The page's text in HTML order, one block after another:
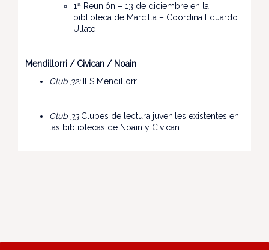
1ª Reunión – 13 de diciembre en la
biblioteca de Marcilla – Coordina Eduardo
Ullate
Mendillorri / Civican / Noain
Club 32: IES Mendillorri
Club 33 Clubes de lectura juveniles existentes en
las bibliotecas de Noain y Civican